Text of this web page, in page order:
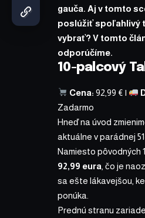
gauča. Aj v tomto
poslúžiť spoľahlivý
vybrať? V tomto
odporúčíme.
10-palcový
Cena: 92,99 € |
Zadarmo
Hneď na úvod
aktuálne v parádnej
Namiesto pôvodných
92,99 eura , čo je
sa ešte lákavejšou,
ponúka.
Prednú stranu